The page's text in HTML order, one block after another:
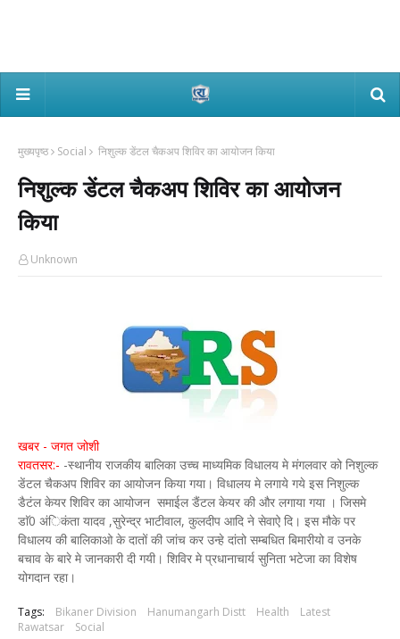
मुख्यपृष्ठ Social निशुल्क डेंटल चैकअप शिविर का आयोजन किया
निशुल्क डेंटल चैकअप शिविर का आयोजन
किया
Unknown
खबर - जगत जोशी
रावतसर:- -स्थानीय राजकीय बालिका उच्च माध्यमिक विधालय मे मंगलवार को निशुल्क
डेंटल चैकअप शिविर का आयोजन किया गया। विधालय मे लगाये गये इस निशुल्क
डैटंल केयर शिविर का आयोजन समाईल डैंटल केयर की और लगाया गया । जिसमे
डाॅ0 अंिकंता यादव ,सुरेन्द्र भाटीवाल, कुलदीप आदि ने सेवाऐ दि। इस मौके पर
विधालय की बालिकाओ के दातों की जांच कर उन्हे दांतो सम्बधित बिमारीयो व उनके
बचाव के बारे मे जानकारी दी गयी। शिविर मे प्रधानाचार्य सुनिता भटेजा का विशेष
योगदान रहा।
Tags: Bikaner Division Hanumangarh Distt Health
Latest
Rawatsar
Social